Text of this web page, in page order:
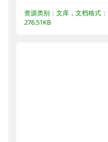
资源类别：文库，文档格式
276.51KB